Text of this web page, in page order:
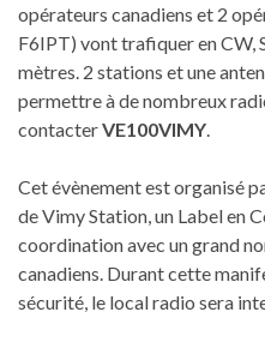
opérateurs canadiens et 2
F6IPT) vont trafiquer en CW,
mètres. 2 stations et une
permettre à de nombreux
contacterVE100VIMY
Cet évènement est organisé
de Vimy Station, un Label en
coordination avec un grand
canadiens. Durant cette
sécurité, le local radio sera